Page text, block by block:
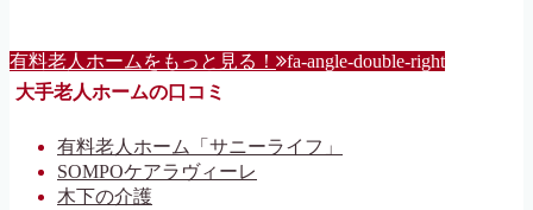
有料老人ホームをもっと見る！ fa-angle-double-right
大手老人ホームの口コミ
有料老人ホーム「サニーライフ」
SOMPOケアラヴィーレ
木下の介護